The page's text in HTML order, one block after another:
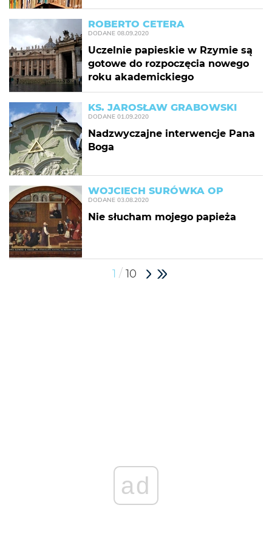
ROBERTO CETERA
DODANE 08.09.2020
Uczelnie papieskie w Rzymie są
gotowe do rozpoczęcia nowego
roku akademickiego
KS. JAROSŁAW GRABOWSKI
DODANE 01.09.2020
Nadzwyczajne interwencje Pana
Boga
WOJCIECH SURÓWKA OP
DODANE 03.08.2020
Nie słucham mojego papieża
1 / 10
ad